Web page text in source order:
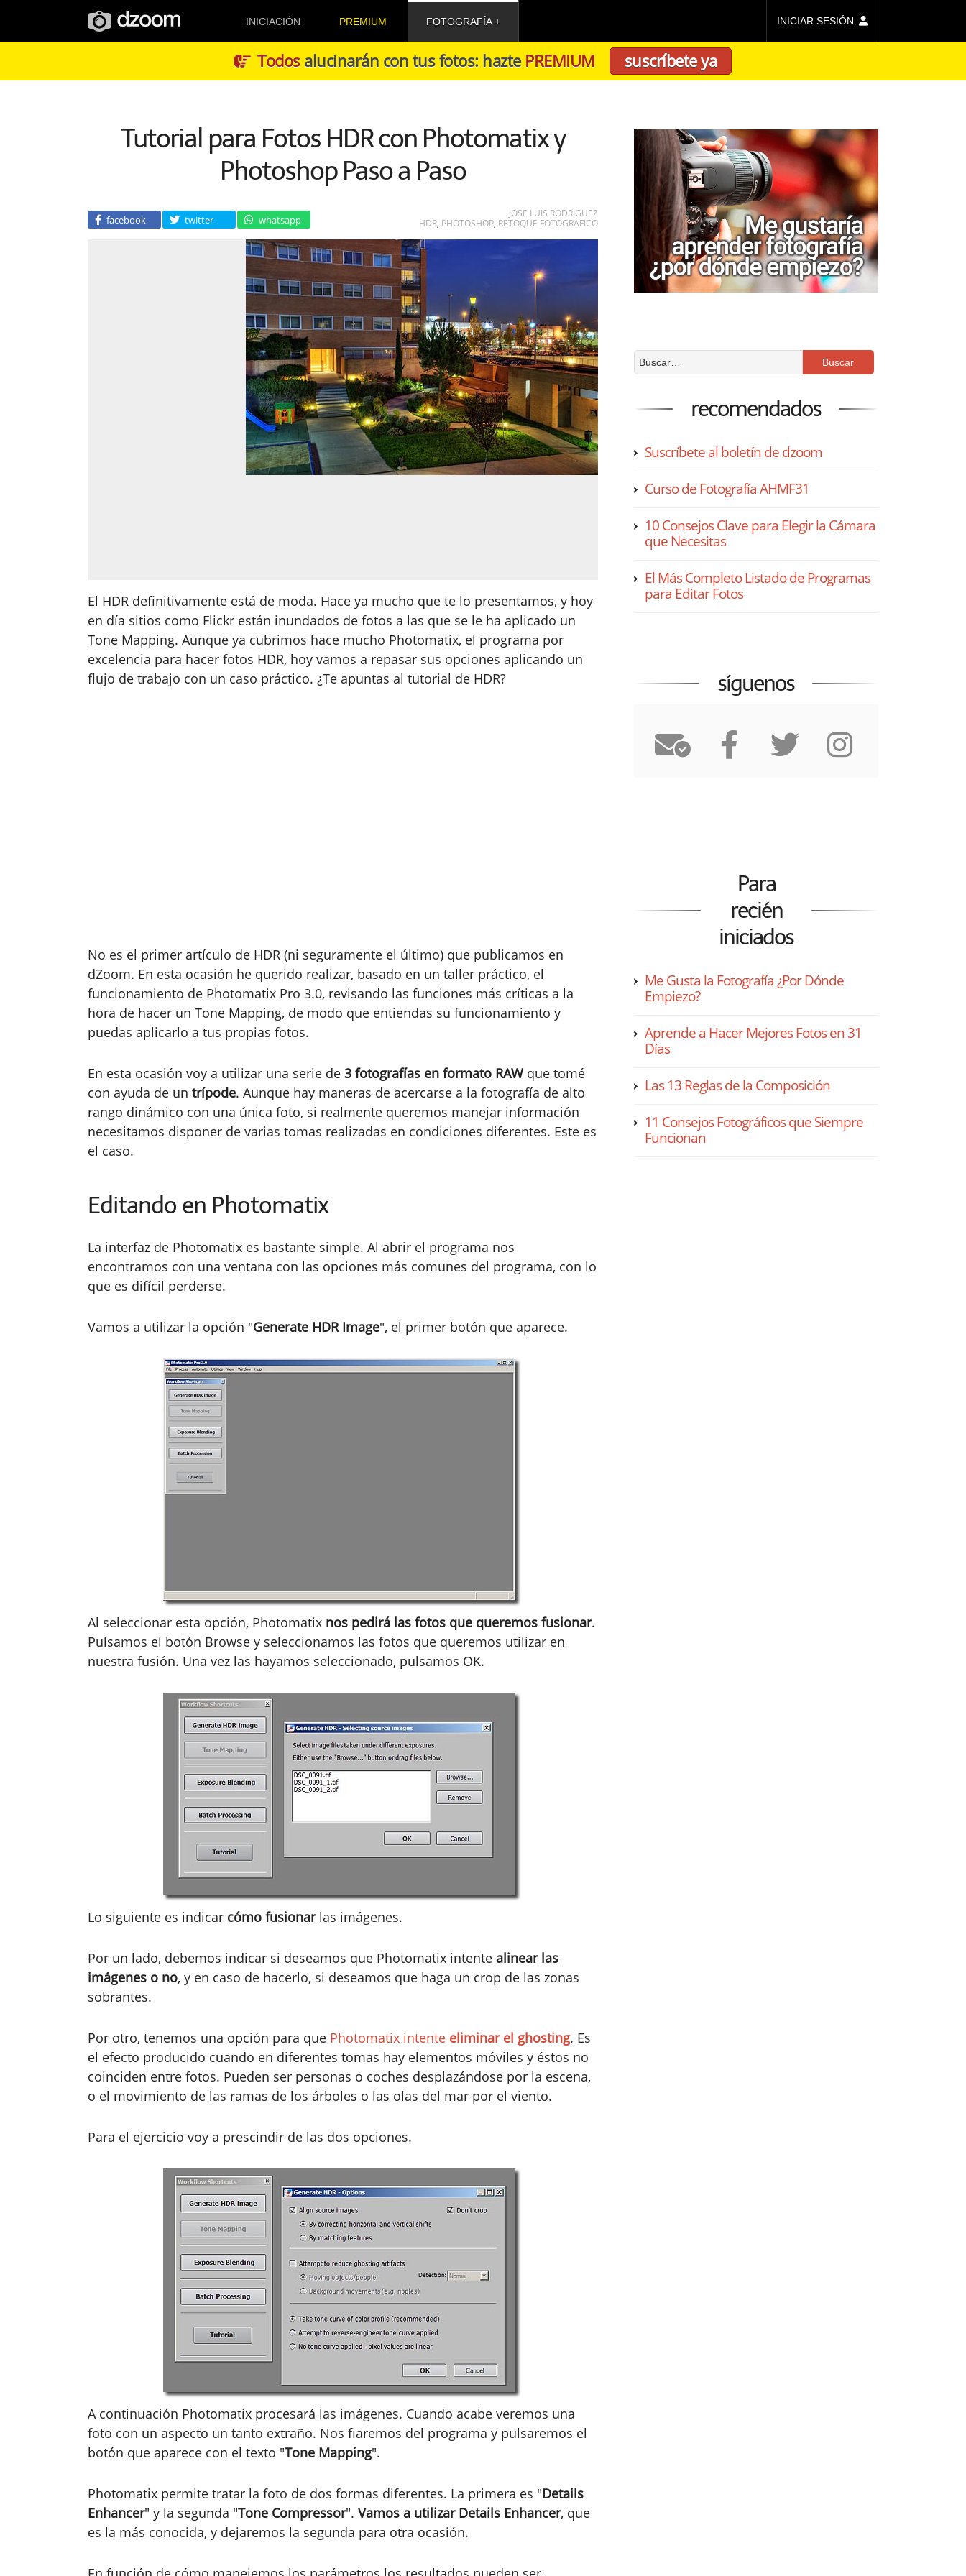
INICIACIÓN PREMIUM FOTOGRAFÍA INICIAR SESIÓN
Todosalucinarán con tus fotos: hazte PREMIUM suscríbete ya
Tutorial para Fotos HDR con Photomatix y
Photoshop Paso a Paso
facebook twitter whatsapp
JOSE LUIS RODRIGUEZ
HDR, PHOTOSHOP, RETOQUE FOTOGRÁFICO
El HDR definitivamente está de moda. Hace ya mucho que te lo presentamos, y hoy
en día sitios como Flickr están inundados de fotos a las que se le ha aplicado un
Tone Mapping. Aunque ya cubrimos hace mucho Photomatix, el programa por
excelencia para hacer fotos HDR, hoy vamos a repasar sus opciones aplicando un
flujo de trabajo con un caso práctico. ¿Te apuntas al tutorial de HDR?
No es el primer artículo de HDR (ni seguramente el último) que publicamos en
dZoom. En esta ocasión he querido realizar, basado en un taller práctico, el
funcionamiento de Photomatix Pro 3.0, revisando las funciones más críticas a la
hora de hacer un Tone Mapping, de modo que entiendas su funcionamiento y
puedas aplicarlo a tus propias fotos.
En esta ocasión voy a utilizar una serie de 3 fotografías en formato RAWque tomé
con ayuda de un trípode. Aunque hay maneras de acercarse a la fotografía de alto
rango dinámico con una única foto, si realmente queremos manejar información
necesitamos disponer de varias tomas realizadas en condiciones diferentes. Este es
el caso.
Editando en Photomatix
La interfaz de Photomatix es bastante simple. Al abrir el programa nos
encontramos con una ventana con las opciones más comunes del programa, con lo
que es difícil perderse.
Vamos a utilizar la opción "Generate HDR Image", el primer botón que aparece.
Al seleccionar esta opción, Photomatix nos pedirá las fotos que queremos fusionar.
Pulsamos el botón Browse y seleccionamos las fotos que queremos utilizar en
nuestra fusión. Una vez las hayamos seleccionado, pulsamos OK.
Lo siguiente es indicar cómo fusionarlas imágenes.
Por un lado, debemos indicar si deseamos que Photomatix intente alinear las
imágenes o no, y en caso de hacerlo, si deseamos que haga un crop de las zonas
sobrantes.
Por otro, tenemos una opción para que Photomatix intente eliminar el ghosting. Es
el efecto producido cuando en diferentes tomas hay elementos móviles y éstos no
coinciden entre fotos. Pueden ser personas o coches desplazándose por la escena,
o el movimiento de las ramas de los árboles o las olas del mar por el viento.
Para el ejercicio voy a prescindir de las dos opciones.
A continuación Photomatix procesará las imágenes. Cuando acabe veremos una
foto con un aspecto un tanto extraño. Nos fiaremos del programa y pulsaremos el
botón que aparece con el texto "Tone Mapping".
Photomatix permite tratar la foto de dos formas diferentes. La primera es "Details
Enhancer" y la segunda "Tone Compressor". Vamos a utilizar Details Enhancer, que
es la más conocida, y dejaremos la segunda para otra ocasión.
recomendados
Suscríbete al boletín de dzoom
Curso de Fotografía AHMF31
10 Consejos Clave para Elegir la Cámara
que Necesitas
El Más Completo Listado de Programas
para Editar Fotos
síguenos
Para
recién
iniciados
Me Gusta la Fotografía ¿Por Dónde
Empiezo?
Aprende a Hacer Mejores Fotos en 31
Días
Las 13 Reglas de la Composición
11 Consejos Fotográficos que Siempre
Funcionan